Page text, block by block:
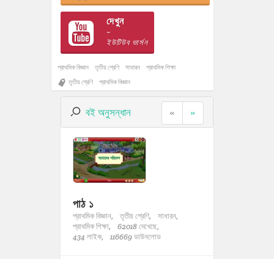
দেখুন
~
ইউটিউব ভার্সন
প্রাথমিক বিজ্ঞান তৃতীয় শ্রেণি সাধারন
প্রাথমিক শিক্ষা
তৃতীয় শ্রেণি
প্রাথমিক বিজ্ঞান
বই অনুসন্ধান « »
পাঠ ১
প্রাথমিক বিজ্ঞান, তৃতীয় শ্রেণি,
সাধারন,
প্রাথমিক শিক্ষা,
62018 দেখেছে,
434 লাইক,
116669 ডাউনলোড